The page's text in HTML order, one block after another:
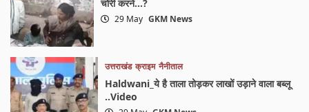
चोरी करने…?
29 May GKM News
उत्तराखंड क्राइम नैनीताल
Haldwani_ये है ताला तोड़कर लाखों उड़ाने वाला बब्लू
..Video